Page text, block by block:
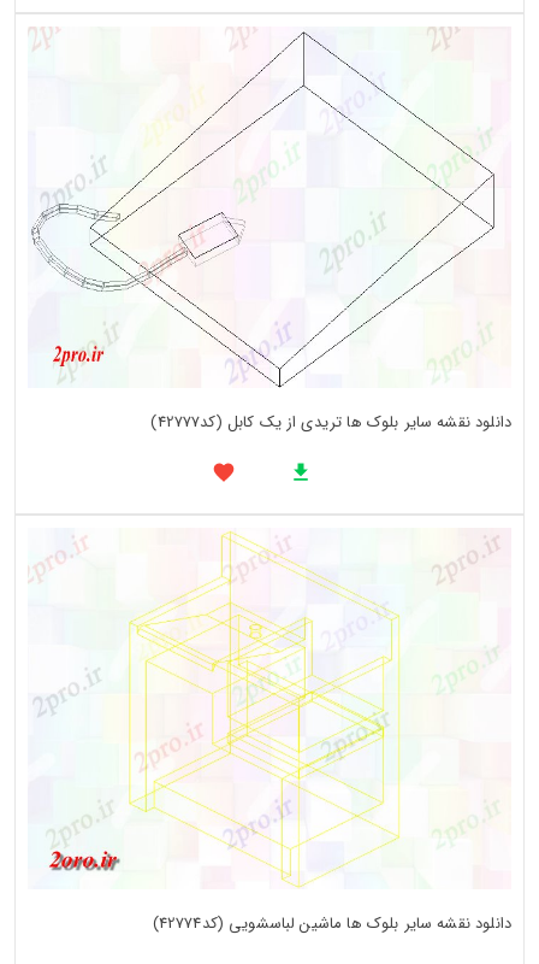
دانلود نقشه سایر بلوک ها تریدی از یک کابل (کد42777)
دانلود نقشه سایر بلوک ها ماشین لباسشویی (کد42774)